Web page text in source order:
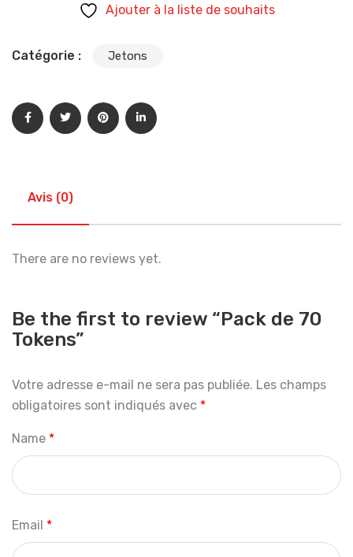
Ajouter à la liste de souhaits
Catégorie : Jetons
Avis (0)
There are no reviews yet.
Be the first to review “Pack de 70
Tokens”
Votre adresse e-mail ne sera pas publiée. Les champs
obligatoires sont indiqués avec *
Name *
Email *